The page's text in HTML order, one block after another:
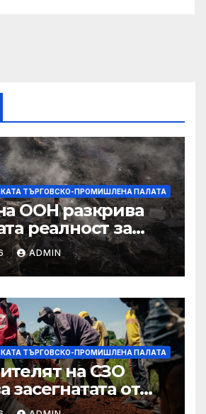
ТЪРГОВСКО-ПРОМИШЛЕНА ПАЛАТА
ООН разкрива
реалност за
в Газа,
бряг
ADMIN
ТЪРГОВСКО-ПРОМИШЛЕНА ПАЛАТА
на СЗО
засегнатата от
след като